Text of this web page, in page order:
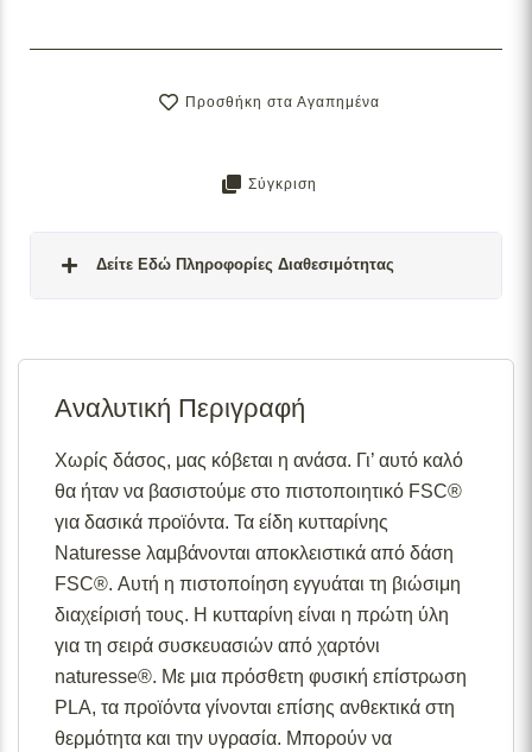
Προσθήκη στα Αγαπημένα
Σύγκριση
Δείτε Εδώ Πληροφορίες Διαθεσιμότητας
Διαθέσιμο κατόπιν παραγγελίας:
ημερομηνία εξόφλησης της παραγγελίας σας.
Σε απόθεμα (επιπλέον μπορεί να ζητηθεί κατόπιν
παραγγελίας):Μερική ποσότητα είναι άμεσα διαθέσιμη
για αποστολή και το υπόλοιπο σε 2 – 4 εβδομάδες από
την ημερομηνία εξόφλησης της παραγγελίας σας.
Για περισσότερες λεπτομέρειες σχετικά με τις
διαθεσιμότητες προϊόντων, παρακαλούμε επικοινωνήστε
μαζί μας στο info@skgecoshop.comή στο2315 005
998
Αναλυτική Περιγραφή
Χωρίς δάσος, μας κόβεται η ανάσα. Γι’ αυτό καλό
θα ήταν να βασιστούμε στο πιστοποιητικό FSC®
για δασικά προϊόντα. Τα είδη κυτταρίνης
Naturesse λαμβάνονται αποκλειστικά από δάση
FSC®. Αυτή η πιστοποίηση εγγυάται τη βιώσιμη
διαχείρισή τους. Η κυτταρίνη είναι η πρώτη ύλη
για τη σειρά συσκευασιών από χαρτόνι
naturesse®. Με μια πρόσθετη φυσική επίστρωση
PLA, τα προϊόντα γίνονται επίσης ανθεκτικά στη
θερμότητα και την υγρασία. Μπορούν να